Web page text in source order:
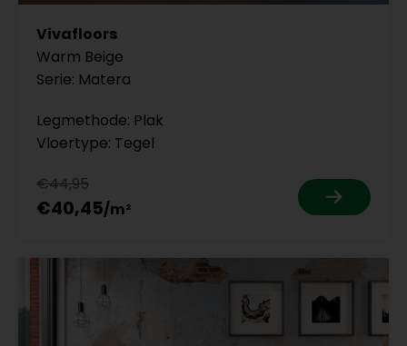
Vivafloors
Warm Beige
Serie: Matera
Legmethode: Plak
Vloertype: Tegel
€44,95
€40,45